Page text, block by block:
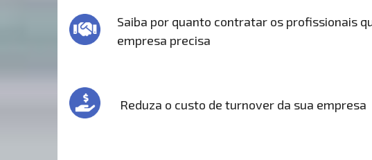
Saiba por quanto contratar os profissionais
empresa precisa
Reduza o custo de turnover da sua empresa